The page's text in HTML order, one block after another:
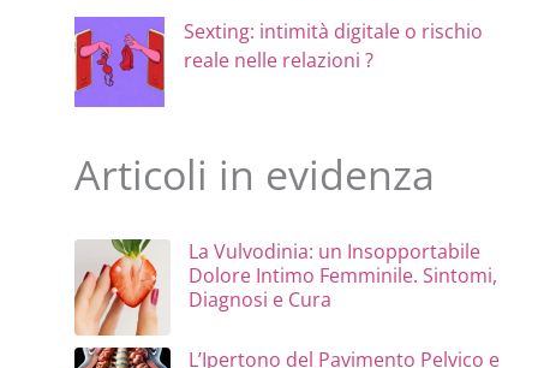
Sexting: intimità digitale o rischio
reale nelle relazioni ?
Articoli in evidenza
La Vulvodinia: un Insopportabile
Dolore Intimo Femminile. Sintomi,
Diagnosi e Cura
L’Ipertono del Pavimento Pelvico e